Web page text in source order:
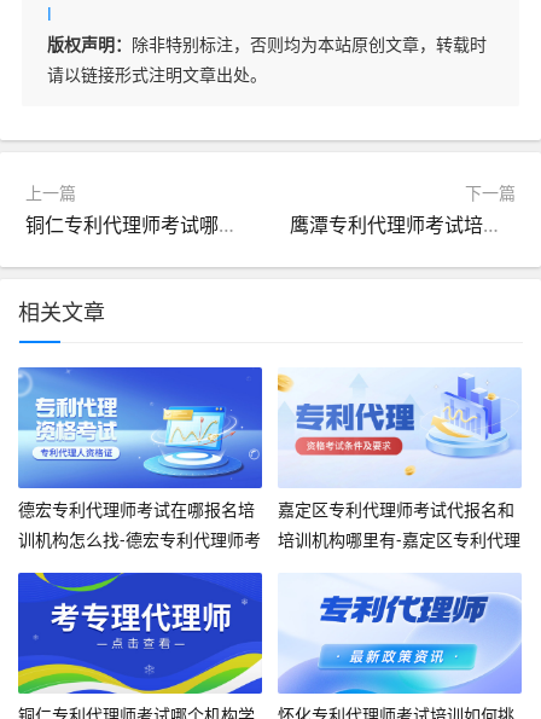
l
版权声明： 除非特别标注，否则均为本站原创文章，转载时
请以链接形式注明文章出处。
上一篇
铜仁专利代理师考试哪个机构学习靠谱呢-铜仁专利代理师考试靠谱机构
下一篇
鹰潭专利代理师考试培训机构哪里找-鹰潭专利代理师培训机构在哪里
相关文章
德宏专利代理师考试在哪报名培
训机构怎么找-德宏专利代理师考
试报名机构找
嘉定区专利代理师考试代报名和
培训机构哪里有-嘉定区专利代理
师考试报名处
铜仁专利代理师考试哪个机构学 怀化专利代理师考试培训如何挑